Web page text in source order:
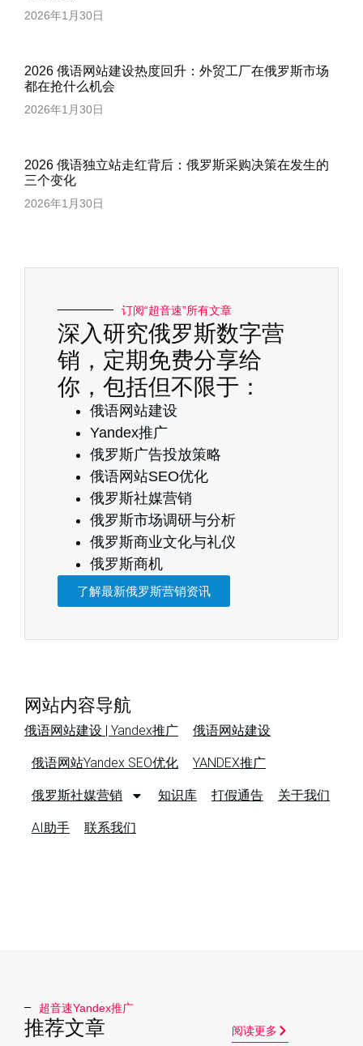
2026年1月30日
2026 俄语网站建设热度回升：外贸工厂在俄罗斯市场
都在抢什么机会
2026年1月30日
2026 俄语独立站走红背后：俄罗斯采购决策在发生的
三个变化
2026年1月30日
订阅“超音速”所有文章
深入研究俄罗斯数字营
销，定期免费分享给
你，包括但不限于：
俄语网站建设
Yandex推广
俄罗斯广告投放策略
俄语网站SEO优化
俄罗斯社媒营销
俄罗斯市场调研与分析
俄罗斯商业文化与礼仪
俄罗斯商机
了解最新俄罗斯营销资讯
网站内容导航
俄语网站建设 | Yandex推广 俄语网站建设
俄语网站Yandex SEO优化 YANDEX推广
俄罗斯社媒营销 知识库 打假通告 关于我们
AI助手 联系我们
超音速Yandex推广​
推荐文章 阅读更多